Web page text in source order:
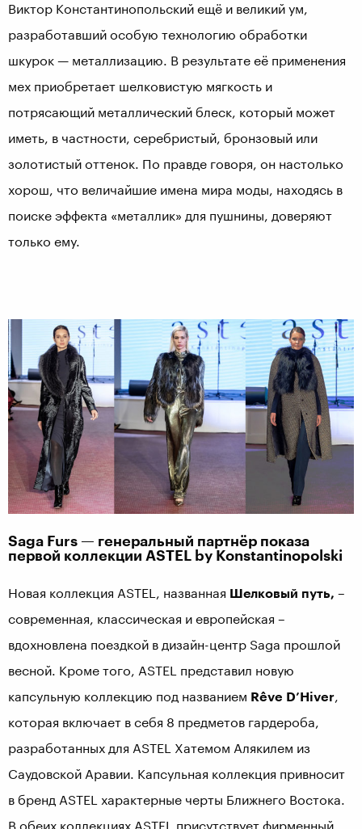
Виктор Константинопольский ещё и великий ум,
разработавший особую технологию обработки
шкурок — металлизацию. В результате её применения
мех приобретает шелковистую мягкость и
потрясающий металлический блеск, который может
иметь, в частности, серебристый, бронзовый или
золотистый оттенок. По правде говоря, он настолько
хорош, что величайшие имена мира моды, находясь в
поиске эффекта «металлик» для пушнины, доверяют
только ему.
Saga Furs — генеральный партнёр показа
первой коллекции ASTEL byKonstantinopolski
Новая коллекция ASTEL, названная Шелковый путь, –
современная, классическая и европейская –
вдохновлена поездкой в дизайн-центр Saga прошлой
весной. Кроме того, ASTEL представил новую
капсульную коллекцию под названием Rêve D’Hiver,
которая включает в себя 8 предметов гардероба,
разработанных для ASTEL Хатемом Алякилем из
Саудовской Аравии. Капсульная коллекция привносит
в бренд ASTEL характерные черты Ближнего Востока.
В обеих коллекциях ASTEL присутствует фирменный